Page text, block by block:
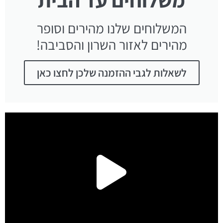
המשלוחים שלנו מהירים וסופר
מהירים לאזור השרון והסביבה!
לשאלות לגבי ההזמנה שלכן לחצו כאן